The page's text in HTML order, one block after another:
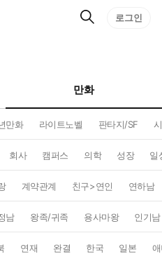
검
로그인
만화
만화 라이트노벨 판타지/SF
회사 캠퍼스 의학 성장 일
계약관계 친구>연인 연하남
남 왕족/귀족 용사마왕 인기남
연재 완결 한국 일본